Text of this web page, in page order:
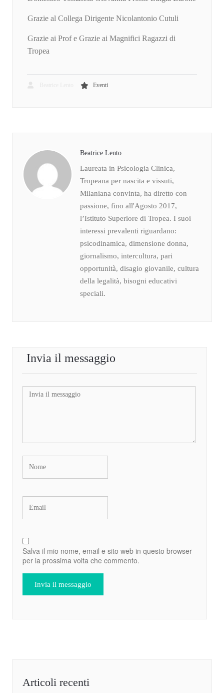
Grazie al Collega Dirigente Nicolantonio Cutuli
Grazie ai Prof e Grazie ai Magnifici Ragazzi di
Tropea
Eventi
Beatrice Lento
Laureata in Psicologia Clinica,
Tropeana per nascita e vissuti,
Milaniana convinta, ha diretto con
passione, fino all'Agosto 2017,
l’Istituto Superiore di Tropea. I suoi
interessi prevalenti riguardano:
psicodinamica, dimensione donna,
giornalismo, intercultura, pari
opportunità, disagio giovanile, cultura
della legalità, bisogni educativi
speciali.
Invia il messaggio
Salva il mio nome, email e sito web in questo browser
per la prossima volta che commento.
Articoli recenti